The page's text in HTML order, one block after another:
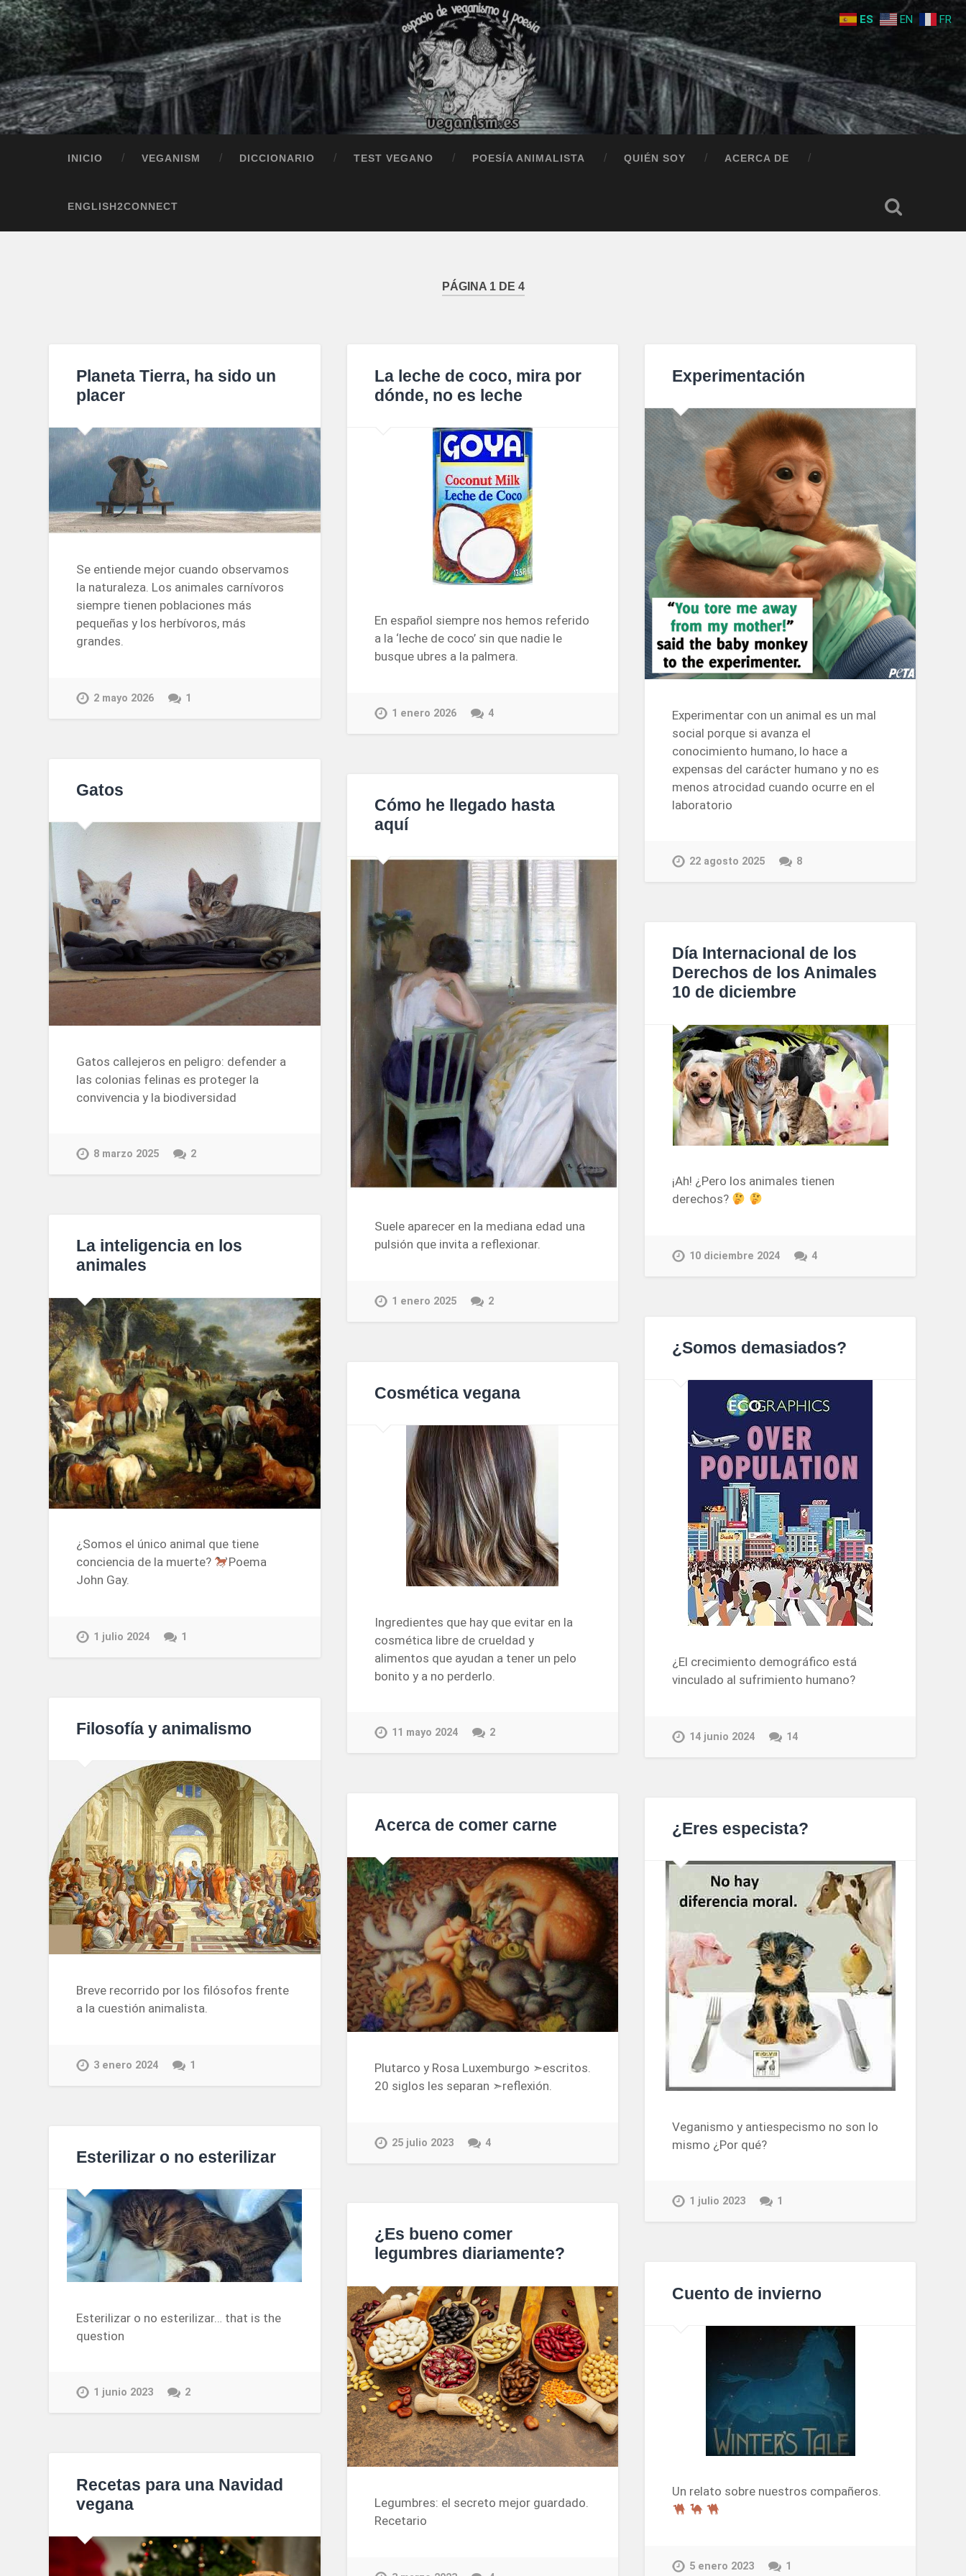
INICIO VEGANISM DICCIONARIO TEST VEGANO POESÍA ANIMALISTA QUIÉN SOY ACERCA DE
ENGLISH2CONNECT
PÁGINA 1 DE 4
Planeta Tierra, ha sido un
placer
Se entiende mejor cuando observamos
la naturaleza. Los animales carnívoros
siempre tienen poblaciones más
pequeñas y los herbívoros, más
grandes.
2 mayo 2026 1
La leche de coco, mira por
dónde, no es leche
En español siempre nos hemos referido
a la ‘leche de coco’ sin que nadie le
busque ubres a la palmera.
1 enero 2026 4
Experimentación
Experimentar con un animal es un mal
social porque si avanza el
conocimiento humano, lo hace a
expensas del carácter humano y no es
menos atrocidad cuando ocurre en el
laboratorio
22 agosto 2025 8
Gatos
Gatos callejeros en peligro: defender a
las colonias felinas es proteger la
convivencia y la biodiversidad
8 marzo 2025 2
Cómo he llegado hasta
aquí
Suele aparecer en la mediana edad una
pulsión que invita a reflexionar.
1 enero 2025 2
Día Internacional de los
Derechos de los Animales
10 de diciembre
¡Ah! ¿Pero los animales tienen
derechos?
10 diciembre 2024 4
La inteligencia en los
animales
¿Somos el único animal que tiene
conciencia de la muerte?
Poema
John Gay.
1 julio 2024 1
¿Somos demasiados?
¿El crecimiento demográfico está
vinculado al sufrimiento humano?
14 junio 2024 14
Cosmética vegana
Ingredientes que hay que evitar en la
cosmética libre de crueldad y
alimentos que ayudan a tener un pelo
bonito y a no perderlo.
11 mayo 2024 2
Filosofía y animalismo
Breve recorrido por los filósofos frente
a la cuestión animalista.
3 enero 2024 1
Acerca de comer carne
Plutarco y Rosa Luxemburgo ➣escritos.
20 siglos les separan ➣reflexión.
25 julio 2023 4
¿Eres especista?
Veganismo y antiespecismo no son lo
mismo ¿Por qué?
1 julio 2023 1
Esterilizar o no esterilizar
Esterilizar o no esterilizar… that is the
question
1 junio 2023 2
¿Es bueno comer
legumbres diariamente?
Legumbres: el secreto mejor guardado.
Recetario
Cuento de invierno
Un relato sobre nuestros compañeros.
5 enero 2023 1
Recetas para una Navidad
vegana
ES EN FR